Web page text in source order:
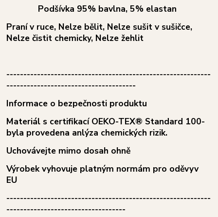
Podšívka 95% bavlna, 5% elastan
Praní v ruce, Nelze bělit, Nelze sušit v sušičce,
Nelze čistit chemicky, Nelze žehlit
------------------------------------------------------------
--------------------------------------
Informace o bezpečnosti produktu
Materiál s certifikací OEKO-TEX® Standard 100-
byla provedena anlýza chemických rizik.
Uchovávejte mimo dosah ohně
Výrobek vyhovuje platným normám pro oděvyv
EU
------------------------------------------------------------
-----------------------------------